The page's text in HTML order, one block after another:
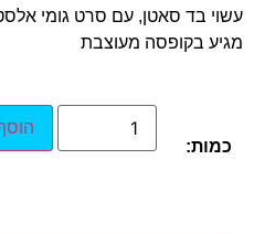
עשוי בד סאטן, עם סרט גומי
מגיע בקופסה מעוצבת
כמות: